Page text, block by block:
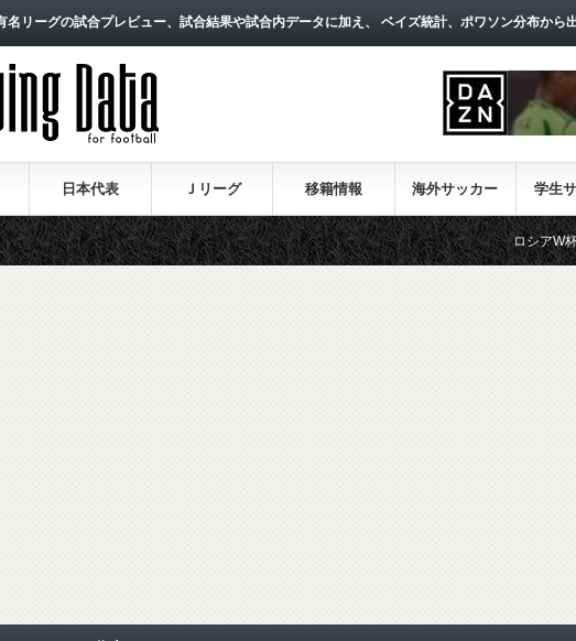
名リーグの試合プレビュー、試合結果や試合内データに加え、 ベイズ統計、ポワソン分布から
日本代表 Ｊリーグ 移籍情報 海外サッカー 学生
ロシアW杯日本代表の戦術